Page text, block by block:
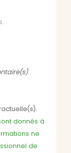
donnés à
ne
de